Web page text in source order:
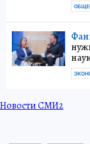
Новости СМИ2